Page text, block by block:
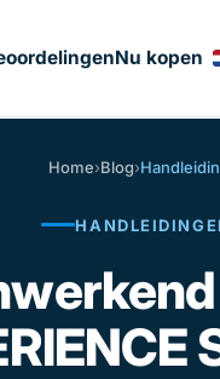
Nu kopen
Home›Blog›